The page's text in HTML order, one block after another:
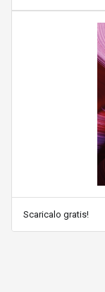
Scaricalo gratis!